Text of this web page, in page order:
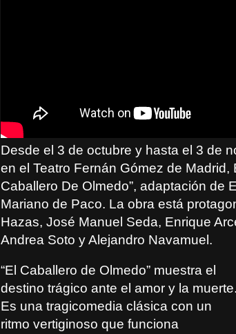
Desde el 3 de octubre y hasta el 3 de
en el Teatro Fernán Gómez de Madrid,
Caballero De Olmedo”, adaptación de
Mariano de Paco. La obra está
Hazas, José Manuel Seda, Enrique
Andrea Soto y Alejandro Navamuel.
“El Caballero de Olmedo” muestra el
destino trágico ante el amor y la muerte.
Es una tragicomedia clásica con un
ritmo vertiginoso que funciona